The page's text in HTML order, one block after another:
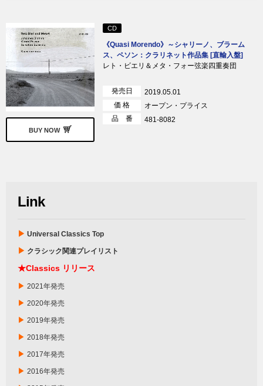
BUY NOW
CD
《Quasi Morendo》～シャリーノ、ブラーム
ス、ペソン：クラリネット作品集 [直輸入盤]
レト・ビエリ＆メタ・フォー弦楽四重奏団
発売日
2019.05.01
価 格
オープン・プライス
品 番
481-8082
Link
▶ Universal Classics Top
▶ クラシック関連プレイリスト
★Classics リリース
▶ 2021年発売
▶ 2020年発売
▶ 2019年発売
▶ 2018年発売
▶ 2017年発売
▶ 2016年発売